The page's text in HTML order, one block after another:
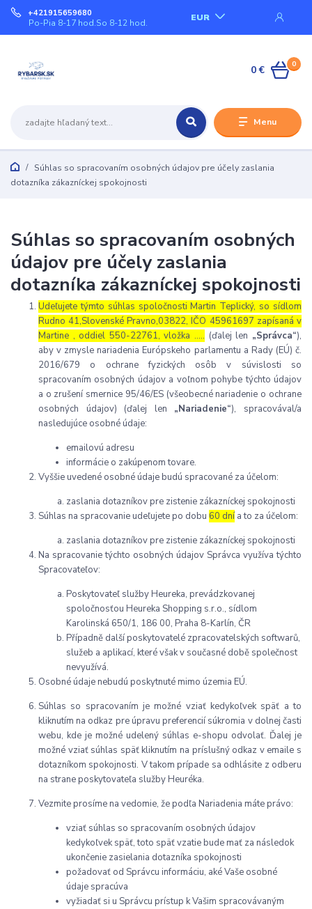
Menu
EUR
+421915659680
Po-Pia 8-17 hod.So 8-12 hod.
0
0 €
Súhlas so spracovaním osobných údajov pre účely zaslania
dotazníka zákazníckej spokojnosti
Súhlas so spracovaním osobných
údajov pre účely zaslania
dotazníka zákazníckej spokojnosti
Udeľujete týmto súhlas spoločnosti Martin Teplický, so sídlom
Rudno 41,Slovenské Pravno,03822, IČO 45961697 zapísaná v
Martine , oddiel 550-22761, vložka ….. (ďalej len „Správca“),
aby v zmysle nariadenia Európskeho parlamentu a Rady (EÚ) č.
2016/679 o ochrane fyzických osôb v súvislosti so
spracovaním osobných údajov a voľnom pohybe týchto údajov
a o zrušení smernice 95/46/ES (všeobecné nariadenie o ochrane
osobných údajov) (ďalej len „Nariadenie“), spracovával/a
nasledujúce osobné údaje:
emailovú adresu
informácie o zakúpenom tovare.
Vyššie uvedené osobné údaje budú spracované za účelom:
zaslania dotazníkov pre zistenie zákazníckej spokojnosti
Súhlas na spracovanie udeľujete po dobu 60 dní a to za účelom:
zaslania dotazníkov pre zistenie zákazníckej spokojnosti
Na spracovanie týchto osobných údajov Správca využíva týchto
Spracovateľov:
Poskytovateľ služby Heureka, prevádzkovanej
spoločnosťou Heureka Shopping s.r.o., sídlom
Karolinská 650/1, 186 00, Praha 8-Karlín, ČR
Případně další poskytovatelé zpracovatelských softwarů,
služeb a aplikací, které však v současné době společnost
nevyužívá.
Osobné údaje nebudú poskytnuté mimo územia EÚ.
Súhlas so spracovaním je možné vziať kedykoľvek späť a to
kliknutím na odkaz pre úpravu preferencií súkromia v dolnej časti
webu, kde je možné udelený súhlas e-shopu odvolať. Ďalej je
možné vziať súhlas späť kliknutím na príslušný odkaz v emaile s
dotazníkom spokojnosti. V takom prípade sa odhlásite z odberu
na strane poskytovateľa služby Heuréka.
Vezmite prosíme na vedomie, že podľa Nariadenia máte právo:
vziať súhlas so spracovaním osobných údajov
kedykoľvek späť, toto späť vzatie bude mať za následok
ukončenie zasielania dotazníka spokojnosti
požadovať od Správcu informáciu, aké Vaše osobné
údaje spracúva
vyžiadať si u Správcu prístup k Vašim spracovávaným